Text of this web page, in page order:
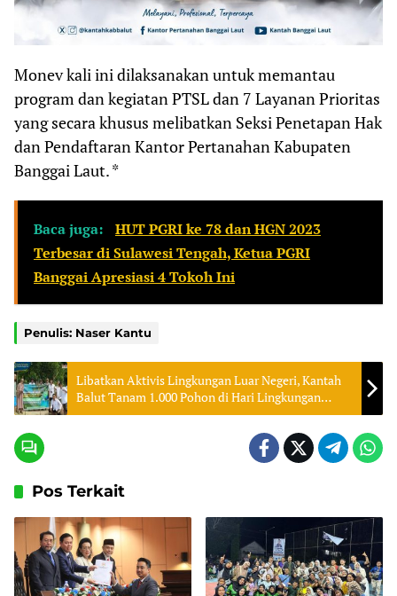
Monev kali ini dilaksanakan untuk memantau
program dan kegiatan PTSL dan 7 Layanan Prioritas
yang secara khusus melibatkan Seksi Penetapan Hak
dan Pendaftaran Kantor Pertanahan Kabupaten
Banggai Laut. *
Baca juga:
HUT PGRI ke 78 dan HGN 2023
Terbesar di Sulawesi Tengah, Ketua PGRI
Banggai Apresiasi 4 Tokoh Ini
Penulis: Naser Kantu
Libatkan Aktivis Lingkungan Luar Negeri, Kantah
Balut Tanam 1.000 Pohon di Hari Lingkungan
Hidup
Pos Terkait